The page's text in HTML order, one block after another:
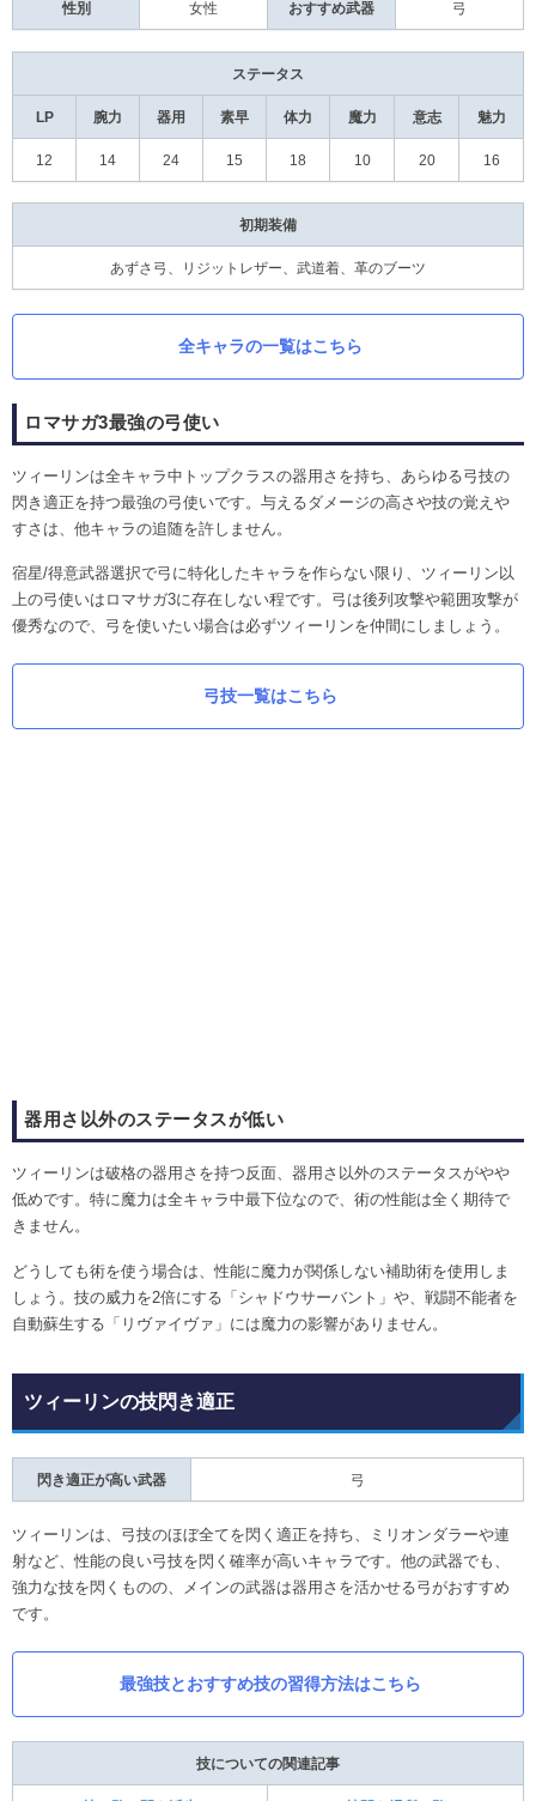
性別 女性 おすすめ武器 弓
ステータス
LP 腕力 器用 素早 体力 魔力 意志 魅力
12 14 24 15 18 10 20 16
初期装備
あずさ弓、リジットレザー、武道着、革のブーツ
全キャラの一覧はこちら
ロマサガ3最強の弓使い
ツィーリンは全キャラ中トップクラスの器用さを持ち、あらゆる弓技の
閃き適正を持つ最強の弓使いです。与えるダメージの高さや技の覚えや
すさは、他キャラの追随を許しません。
宿星/得意武器選択で弓に特化したキャラを作らない限り、ツィーリン以
上の弓使いはロマサガ3に存在しない程です。弓は後列攻撃や範囲攻撃が
優秀なので、弓を使いたい場合は必ずツィーリンを仲間にしましょう。
弓技一覧はこちら
器用さ以外のステータスが低い
ツィーリンは破格の器用さを持つ反面、器用さ以外のステータスがやや
低めです。特に魔力は全キャラ中最下位なので、術の性能は全く期待で
きません。
どうしても術を使う場合は、性能に魔力が関係しない補助術を使用しま
しょう。技の威力を2倍にする「シャドウサーバント」や、戦闘不能者を
自動蘇生する「リヴァイヴァ」には魔力の影響がありません。
ツィーリンの技閃き適正
閃き適正が高い武器 弓
ツィーリンは、弓技のほぼ全てを閃く適正を持ち、ミリオンダラーや連
射など、性能の良い弓技を閃く確率が高いキャラです。他の武器でも、
強力な技を閃くものの、メインの武器は器用さを活かせる弓がおすすめ
です。
最強技とおすすめ技の習得方法はこちら
技についての関連記事